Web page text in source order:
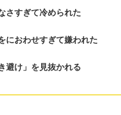
さすぎて冷められた
におわせすぎて嫌われた
避け」を見抜かれる